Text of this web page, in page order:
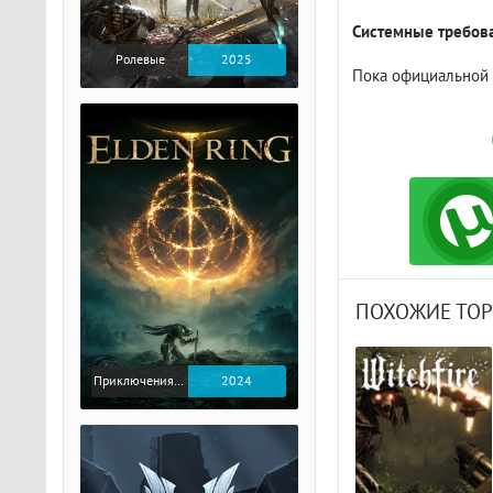
Системные
Пока
ПОХОЖИЕ
Ролевые 2025
Приключения / Экшен / Ролевые 2024